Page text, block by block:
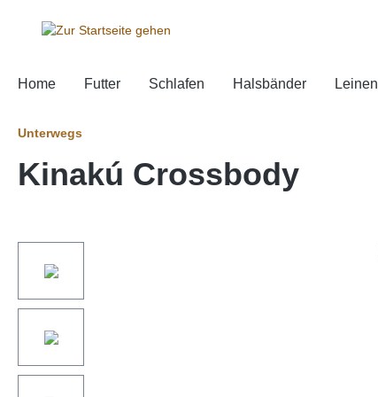
Home Futter Schlafen Halsbänder Leinen
Unterwegs
Kinakú Crossbody